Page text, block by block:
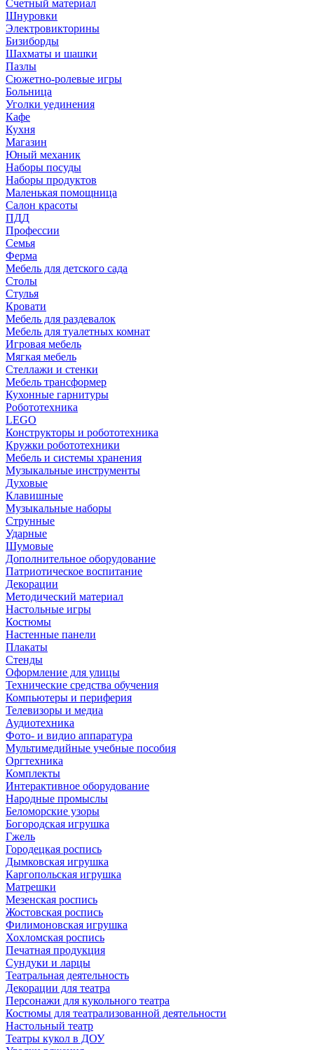
Счетный материал
Шнуровки
Электровикторины
Бизиборды
Шахматы и шашки
Пазлы
Сюжетно-ролевые игры
Больница
Уголки уединения
Кафе
Кухня
Магазин
Юный механик
Наборы посуды
Наборы продуктов
Маленькая помощница
Салон красоты
ПДД
Профессии
Семья
Ферма
Мебель для детского сада
Столы
Cтулья
Кровати
Мебель для раздевалок
Мебель для туалетных комнат
Игровая мебель
Мягкая мебель
Стеллажи и стенки
Мебель трансформер
Кухонные гарнитуры
Робототехника
LEGO
Конструкторы и робототехника
Кружки робототехники
Мебель и системы хранения
Музыкальные инструменты
Духовые
Клавишные
Музыкальные наборы
Струнные
Ударные
Шумовые
Дополнительное оборудование
Патриотическое воспитание
Декорации
Методический материал
Настольные игры
Костюмы
Настенные панели
Плакаты
Стенды
Оформление для улицы
Технические средства обучения
Компьютеры и периферия
Телевизоры и медиа
Аудиотехника
Фото- и видио аппаратура
Мультимедийные учебные пособия
Оргтехника
Комплекты
Интерактивное оборудование
Народные промыслы
Беломорские узоры
Богородская игрушка
Гжель
Городецкая роспись
Дымковская игрушка
Каргопольская игрушка
Матрешки
Мезенская роспись
Жостовская роспись
Филимоновская игрушка
Хохломская роспись
Печатная продукция
Сундуки и ларцы
Театральная деятельность
Декорации для театра
Персонажи для кукольного театра
Костюмы для театрализованной деятельности
Настольный театр
Театры кукол в ДОУ